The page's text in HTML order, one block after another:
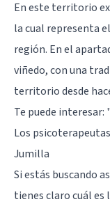
En este territorio
la cual representa
región. En el
viñedo, con una
territorio desde
Te puede interesar:
Los
Jumilla
Si estás buscando
tienes claro cuál es